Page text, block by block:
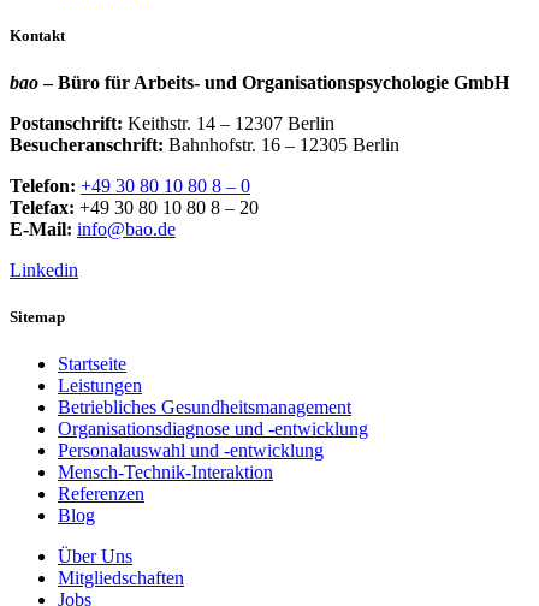
Kontakt
bao– Büro für Arbeits- und Organisationspsychologie GmbH
Postanschrift: Keithstr. 14 – 12307 Berlin
Besucheranschrift: Bahnhofstr. 16 – 12305 Berlin
Telefon: +49 30 80 10 80 8 – 0
Telefax: +49 30 80 10 80 8 – 20
E-Mail: info@bao.de
Linkedin
Sitemap
Startseite
Leistungen
Betriebliches Gesundheitsmanagement
Organisationsdiagnose und -entwicklung
Personalauswahl und -entwicklung
Mensch-Technik-Interaktion
Referenzen
Blog
Über Uns
Mitgliedschaften
Jobs